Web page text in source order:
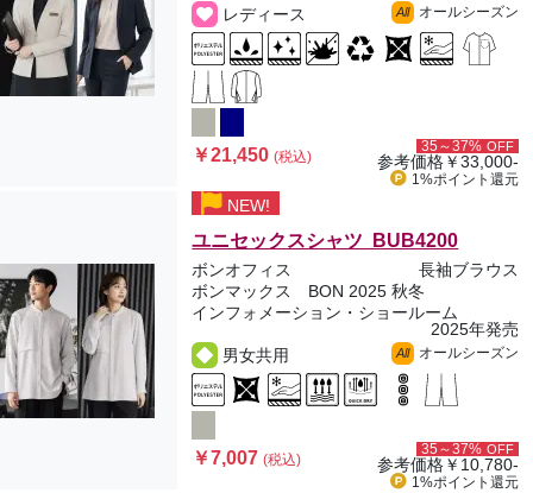
レディース
All オールシーズン
￥21,450(税込)
35～37% OFF
参考価格￥33,000-
1%ポイント 還元
NEW!
ユニセックスシャツ BUB4200
ボンオフィス
長袖ブラウス
ボンマックス BON 2025 秋冬
インフォメーション・ショールーム
2025年発売
男女共用
All オールシーズン
￥7,007(税込)
35～37% OFF
参考価格￥10,780-
1%ポイント 還元